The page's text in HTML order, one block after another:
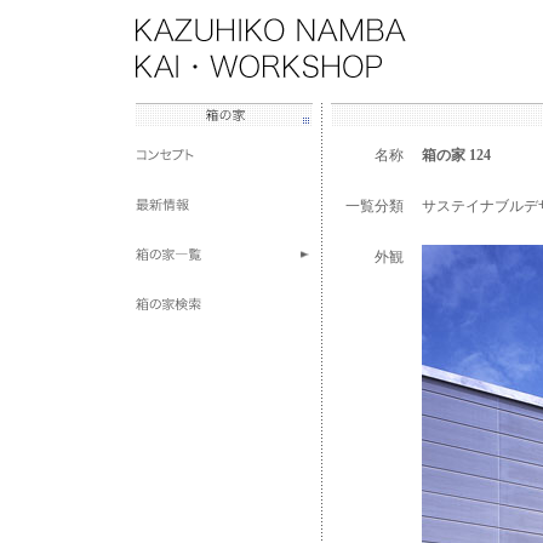
名称 箱の家 124
一覧分類 サステイナブルデ
外観